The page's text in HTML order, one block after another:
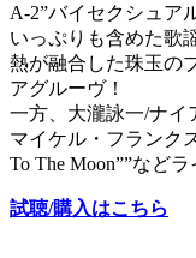
A-2”バイセクシュア
いっぷりも含めた歌
熱が融合した珠玉の
アグルーヴ！
一方、大瀧詠一/ナイ
マイケル・フランク
To The Moon””など
試聴/購入はこちら